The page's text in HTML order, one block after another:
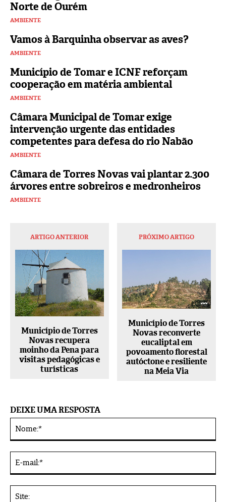
Norte de Ourém
AMBIENTE
Vamos à Barquinha observar as aves?
AMBIENTE
Município de Tomar e ICNF reforçam
cooperação em matéria ambiental
AMBIENTE
Câmara Municipal de Tomar exige
intervenção urgente das entidades
competentes para defesa do rio Nabão
AMBIENTE
Câmara de Torres Novas vai plantar 2.300
árvores entre sobreiros e medronheiros
AMBIENTE
ARTIGO ANTERIOR
Município de Torres
Novas recupera
moinho da Pena para
visitas pedagógicas e
turísticas
PRÓXIMO ARTIGO
Município de Torres
Novas reconverte
eucaliptal em
povoamento florestal
autóctone e resiliente
na Meia Via
DEIXE UMA RESPOSTA